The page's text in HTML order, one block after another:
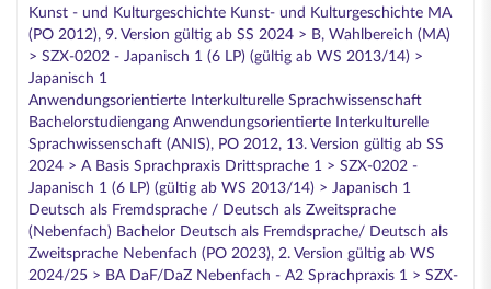
Kunst - und Kulturgeschichte Kunst- und Kulturgeschichte MA
(PO 2012), 9. Version gültig ab SS 2024 > B, Wahlbereich (MA)
> SZX-0202 - Japanisch 1 (6 LP) (gültig ab WS 2013/14) >
Japanisch 1
Anwendungsorientierte Interkulturelle Sprachwissenschaft
Bachelorstudiengang Anwendungsorientierte Interkulturelle
Sprachwissenschaft (ANIS), PO 2012, 13. Version gültig ab SS
2024 > A Basis Sprachpraxis Drittsprache 1 > SZX-0202 -
Japanisch 1 (6 LP) (gültig ab WS 2013/14) > Japanisch 1
Deutsch als Fremdsprache / Deutsch als Zweitsprache
(Nebenfach) Bachelor Deutsch als Fremdsprache/ Deutsch als
Zweitsprache Nebenfach (PO 2023), 2. Version gültig ab WS
2024/25 > BA DaF/DaZ Nebenfach - A2 Sprachpraxis 1 > SZX-